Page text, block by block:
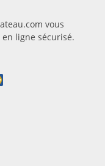
vous
ligne sécurisé.